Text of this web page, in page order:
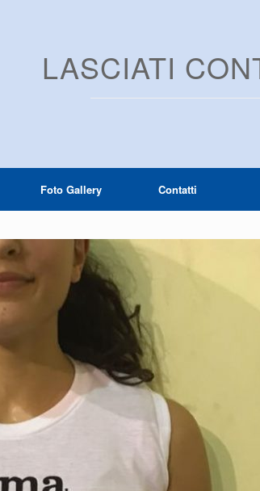
LASCIATI
Foto Gallery Contatti